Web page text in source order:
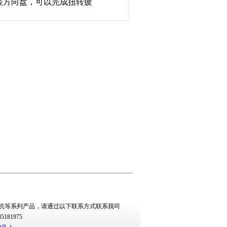
向盘，可以完成扭转疲
等系列产品，请通过以下联系方式联系我司
85181975